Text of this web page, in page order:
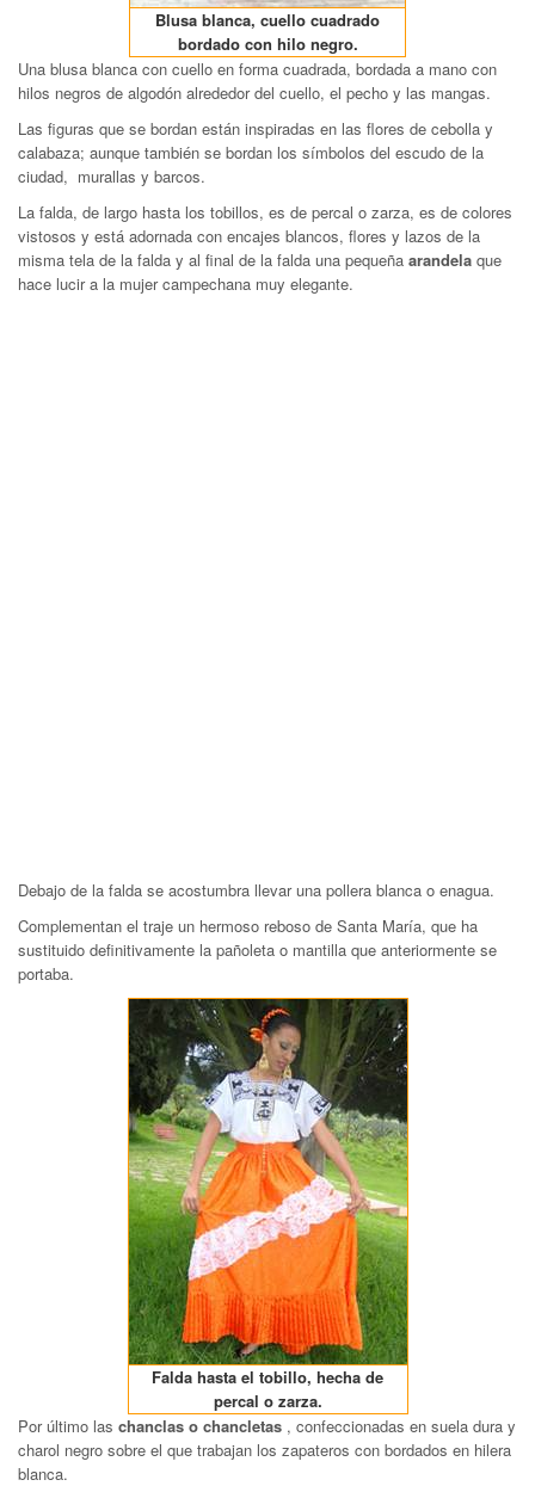
Blusa blanca, cuello cuadrado
bordado con hilo negro.
Una blusa blanca con cuello en forma cuadrada, bordada a mano con
hilos negros de algodón alrededor del cuello, el pecho y las mangas.
Las figuras que se bordan están inspiradas en las flores de cebolla y
calabaza; aunque también se bordan los símbolos del escudo de la
ciudad, murallas y barcos.
La falda, de largo hasta los tobillos, es de percal o zarza, es de colores
vistosos y está adornada con encajes blancos, flores y lazos de la
misma tela de la falda y al final de la falda una pequeña arandela que
hace lucir a la mujer campechana muy elegante.
Debajo de la falda se acostumbra llevar una pollera blanca o enagua.
Complementan el traje un hermoso reboso de Santa María, que ha
sustituido definitivamente la pañoleta o mantilla que anteriormente se
portaba.
Falda hasta el tobillo, hecha de
percal o zarza.
Por último las chanclas o chancletas , confeccionadas en suela dura y
charol negro sobre el que trabajan los zapateros con bordados en hilera
blanca.